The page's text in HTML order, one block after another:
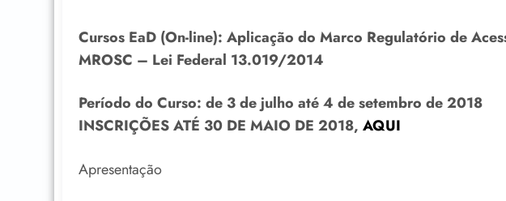
Cursos EaD (On-line): Aplicação do Marco Regulatório de
MROSC – Lei Federal 13.019/2014
Período do Curso: de 3 de julho até 4 de setembro de 2018
INSCRIÇÕES ATÉ 30 DE MAIO DE 2018, AQUI
Apresentação